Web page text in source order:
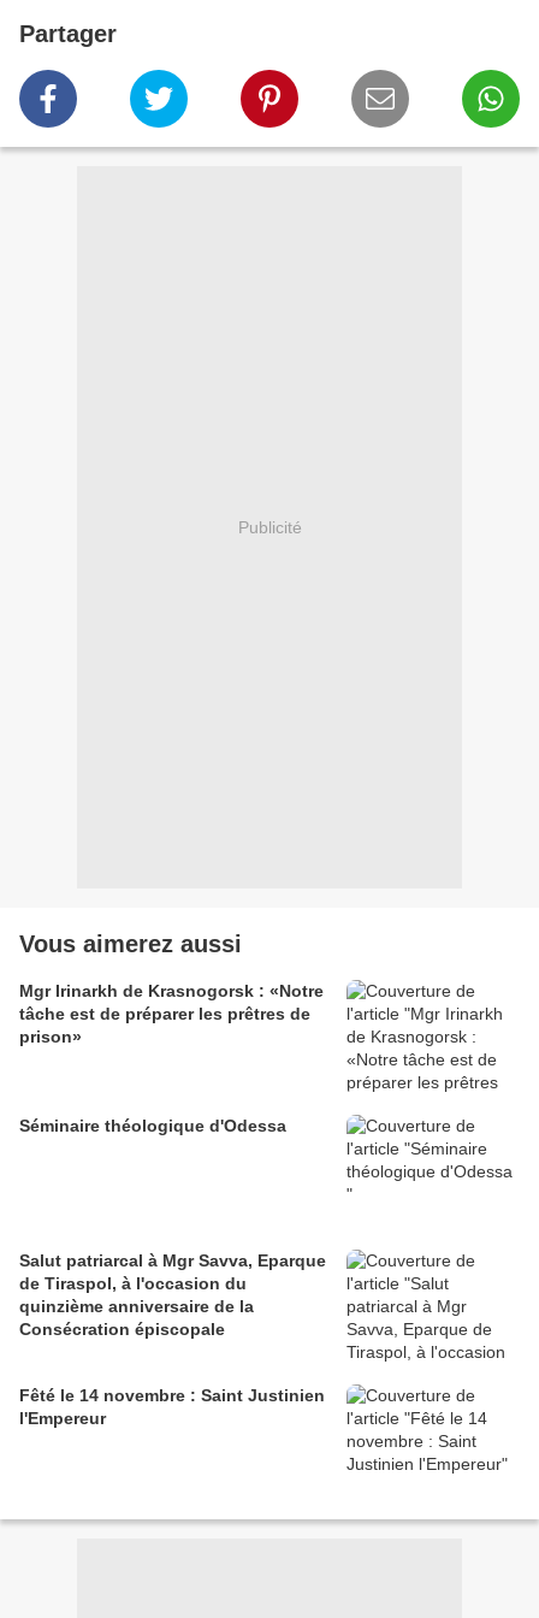
Partager
Publicité
Vous aimerez aussi
Mgr Irinarkh de Krasnogorsk : «Notre
tâche est de préparer les prêtres de
prison»
Séminaire théologique d'Odessa
Salut patriarcal à Mgr Savva, Eparque
de Tiraspol, à l'occasion du
quinzième anniversaire de la
Consécration épiscopale
Fêté le 14 novembre : Saint Justinien
l'Empereur